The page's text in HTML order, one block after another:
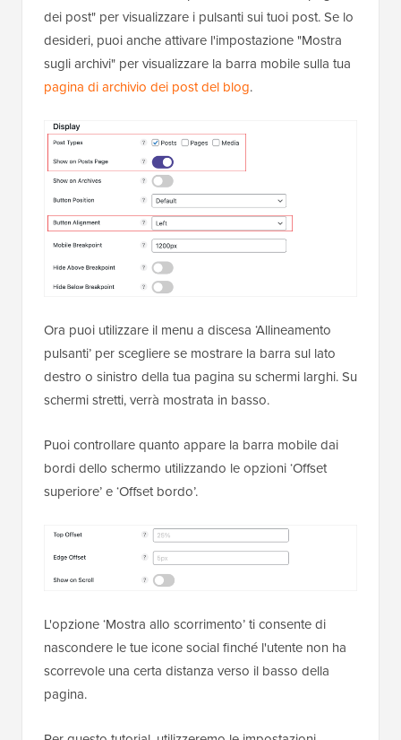
dei post" per visualizzare i pulsanti sui tuoi post. Se lo
desideri, puoi anche attivare l'impostazione "Mostra
sugli archivi" per visualizzare la barra mobile sulla tua
pagina di archivio dei post del blog
Ora puoi utilizzare il menu a discesa ‘Allineamento
pulsanti’ per scegliere se mostrare la barra sul lato
destro o sinistro della tua pagina su schermi larghi. Su
schermi stretti, verrà mostrata in basso.
Puoi controllare quanto appare la barra mobile dai
bordi dello schermo utilizzando le opzioni ‘Offset
superiore’ e ‘Offset bordo’.
L'opzione ‘Mostra allo scorrimento’ ti consente di
nascondere le tue icone social finché l'utente non ha
scorrevole una certa distanza verso il basso della
pagina.
Per questo tutorial, utilizzeremo le impostazioni